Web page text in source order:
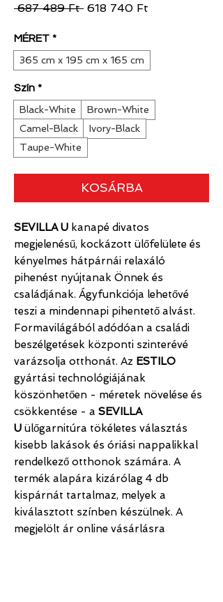
687 489 Ft Szokásos
618 740 Ft
MÉRET *
365 cm x 195 cm x 165 cm
Szín *
Black-White
Brown-White
Camel-Black
Ivory-Black
Taupe-White
KOSÁRBA
SEVILLA U kanapé divatos
megjelenésű, kockázott ülőfelülete és
kényelmes hátpárnái relaxáló
pihenést nyújtanak Önnek és
családjának. Ágyfunkciója lehetővé
teszi a mindennapi pihentető alvást.
Formavilágából adódóan a családi
beszélgetések központi szinterévé
varázsolja otthonát. Az ESTILO
gyártási technológiájának
köszönhetően - méretek növelése és
csökkentése - a SEVILLA
U ülőgarnitúra tökéletes választás
kisebb lakások és óriási nappalikkal
rendelkező otthonok számára. A
termék alapára kizárólag 4 db
kispárnát tartalmaz, melyek a
kiválasztott színben készülnek. A
megjelölt ár online vásárlásra